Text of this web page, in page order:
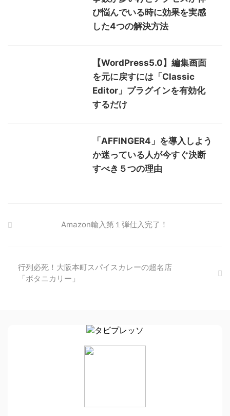
び悩んでいる時に効果を実感
した4つの解決方法
【WordPress5.0】編集画面
を元に戻すには「Classic
Editor」プラグインを有効化
するだけ
「AFFINGER4」を導入しよう
か迷っている人が今すぐ決断
すべき５つの理由
Amazon輸入第１弾仕入完了！
行列必死！大阪本町スパイスカレーの超名店
「ボタニカリー」